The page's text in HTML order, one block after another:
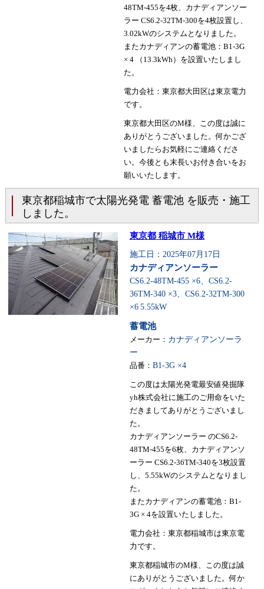
48TM-455を4枚、カナディアンソー
ラー CS6.2-32TM-300を4枚設置し、
3.02kWのシステムとなりました。
またカナディアンの蓄電池：B1-3G
× 4 （13.3kWh）を設置いたしまし
た。
電力会社：東京都大田区は東京電力
です。
東京都大田区のM様、この度は誠に
ありがとうございました。何かござ
いましたらお気軽にご連絡くださ
い。今後とも末長いお付き合いをお
願いいたします。
東京都稲城市で太陽光発電 蓄電池 を販売・施工
しました。
東京都 稲城市 M様
施工日：2025年07月17日
カナディアンソーラー
CS6.2-48TM-455 ×6、CS6.2-
36TM-340 ×3、CS6.2-32TM-300
×6 5.55kW
蓄電池
メーカー： カナディアンソーラ
ー
品番： B1-3G ×4
この度は太陽光発電最安値発掘隊
yh株式会社に施工のご用命をいた
だきましてありがとうございまし
た。
カナディアンソーラー のCS6.2-
48TM-455を6枚、カナディアンソ
ーラー CS6.2-36TM-340を3枚設置
し、5.55kWのシステムとなりまし
た。
またカナディアンの蓄電池：B1-
3G × 4を設置いたしました。
電力会社：東京都稲城市は東京電
力です。
東京都稲城市のM様、この度は誠
にありがとうございました。何か